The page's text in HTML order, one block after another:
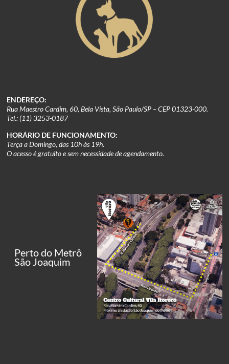
ENDEREÇO:
Rua Maestro Cardim, 60, Bela Vista, São Paulo/SP – CEP 01323-000.
Tel.: (11) 3253-0187
HORÁRIO DE FUNCIONAMENTO:
Terça a Domingo, das 10h às 19h.
O acesso é gratuito e sem necessidade de agendamento.
Perto do Metrô
São Joaquim